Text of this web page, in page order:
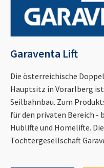
Garaventa Lift
Die österreichische
Hauptsitz in Vorarlberg
Seilbahnbau. Zum
für den privaten Bereich -
Hublifte und Homelifte.
Tochtergesellschaft